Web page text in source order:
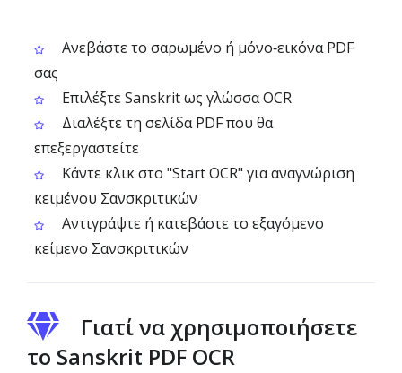
Ανεβάστε το σαρωμένο ή μόνο‑εικόνα PDF
σας
Επιλέξτε Sanskrit ως γλώσσα OCR
Διαλέξτε τη σελίδα PDF που θα
επεξεργαστείτε
Κάντε κλικ στο "Start OCR" για αναγνώριση
κειμένου Σανσκριτικών
Αντιγράψτε ή κατεβάστε το εξαγόμενο
κείμενο Σανσκριτικών
Γιατί να χρησιμοποιήσετε
το Sanskrit PDF OCR